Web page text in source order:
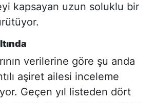
kapsayan uzun soluklu bir
verilerine göre şu anda
aşiret ailesi inceleme
Geçen yıl listeden dört